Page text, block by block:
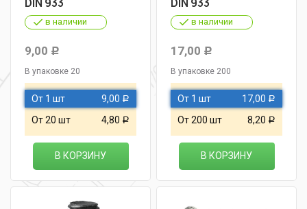
в наличии
9,00 Р
В упаковке 20
От 1 шт 9,00 Р
От 20 шт 4,80 Р
В КОРЗИНУ
в наличии
17,00 Р
В упаковке 200
От 1 шт 17,00 Р
От 200 шт 8,20 Р
В КОРЗИНУ